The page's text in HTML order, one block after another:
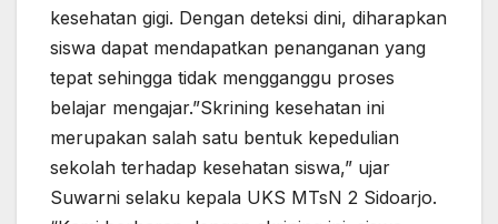
kesehatan gigi. Dengan deteksi dini, diharapkan
siswa dapat mendapatkan penanganan yang
tepat sehingga tidak mengganggu proses
belajar mengajar.”Skrining kesehatan ini
merupakan salah satu bentuk kepedulian
sekolah terhadap kesehatan siswa,” ujar
Suwarni selaku kepala UKS MTsN 2 Sidoarjo.